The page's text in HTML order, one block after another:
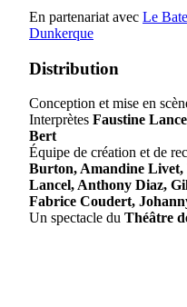
En partenariat avec Le
Dunkerque
Distribution
Conception et mise en
Interprètes Faustine
Bert
Équipe de création et de
Burton, Amandine Livet,
Lancel, Anthony Diaz,
Fabrice Coudert,
Un spectacle du Théâtre